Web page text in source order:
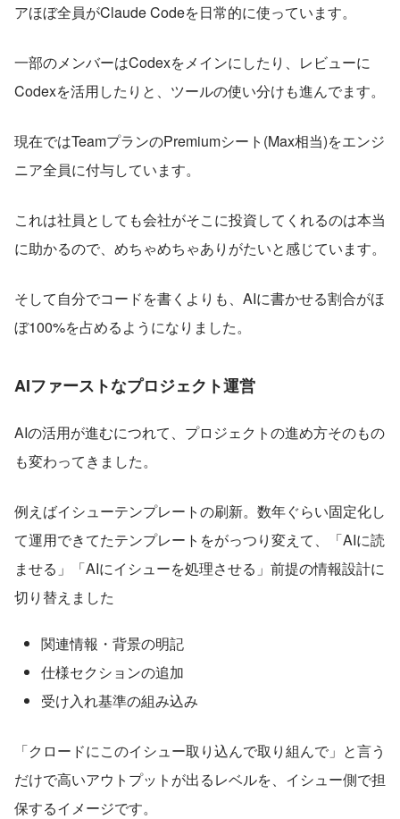
アほぼ全員がClaude Codeを日常的に使っています。
一部のメンバーはCodexをメインにしたり、レビューに
Codexを活用したりと、ツールの使い分けも進んでます。
現在ではTeamプランのPremiumシート(Max相当)をエンジ
ニア全員に付与しています。
これは社員としても会社がそこに投資してくれるのは本当
に助かるので、めちゃめちゃありがたいと感じています。
そして自分でコードを書くよりも、AIに書かせる割合がほ
ぼ100%を占めるようになりました。
AIファーストなプロジェクト運営
AIの活用が進むにつれて、プロジェクトの進め方そのもの
も変わってきました。
例えばイシューテンプレートの刷新。数年ぐらい固定化し
て運用できてたテンプレートをがっつり変えて、「AIに読
ませる」「AIにイシューを処理させる」前提の情報設計に
切り替えました
関連情報・背景の明記
仕様セクションの追加
受け入れ基準の組み込み
「クロードにこのイシュー取り込んで取り組んで」と言う
だけで高いアウトプットが出るレベルを、イシュー側で担
保するイメージです。